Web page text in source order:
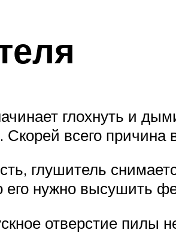
глохнуть и
всего
глушитель
его нужно высушить
отверстие пилы